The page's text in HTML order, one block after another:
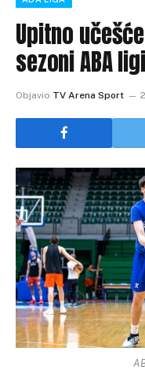
Upitno
sezoni ABA ligi
Objavio TV Arena Sport